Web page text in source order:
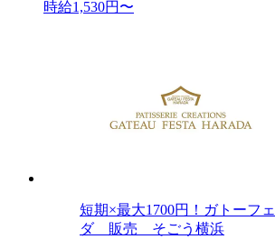
時給1,530円〜
短期×最大1700円！ガトーフ
ダ 販売 そごう横浜